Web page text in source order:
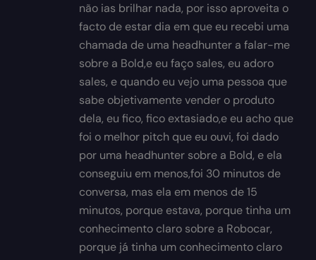
não ias brilhar nada, por isso aproveita o
facto de estar dia em que eu recebi uma
chamada de uma headhunter a falar-me
sobre a Bold,e eu faço sales, eu adoro
sales, e quando eu vejo uma pessoa que
sabe objetivamente vender o produto
dela, eu fico, fico extasiado,e eu acho que
foi o melhor pitch que eu ouvi, foi dado
por uma headhunter sobre a Bold, e ela
conseguiu em menos,foi 30 minutos de
conversa, mas ela em menos de 15
minutos, porque estava, porque tinha um
conhecimento claro sobre a Robocar,
porque já tinha um conhecimento claro